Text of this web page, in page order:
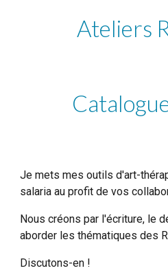
Ateliers
Je mets mes outils d'art-
salaria au profit de vos
Nous créons par l'écriture, le
aborder les thématiques des
Discutons-en !